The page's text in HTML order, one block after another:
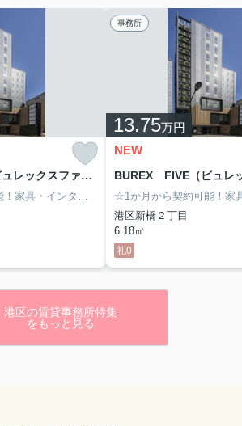
BUREX FIVE（ビュレックスファイブ） 910号室
☆1か月から契約可能！家具・インターネット付きのサービスオフィス★3駅徒歩圏内の好立地！新橋駅から徒歩3分☆ラウンジルーム・会議室など設備も多彩で快適にご使用頂けます★
事務所
13.75万円
NEW
港区新橋２丁目
6.18㎡
礼0
港区の賃貸事務所特集
をもっと見る